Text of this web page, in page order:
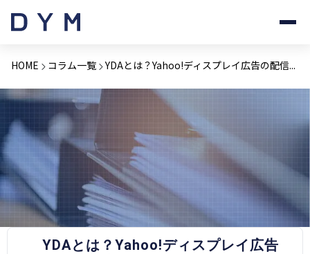
HOME コラム一覧 YDAとは？Yahoo!ディスプレイ広告の配信...
PRESS RELEASE
YDAとは？Yahoo!ディスプレイ広告